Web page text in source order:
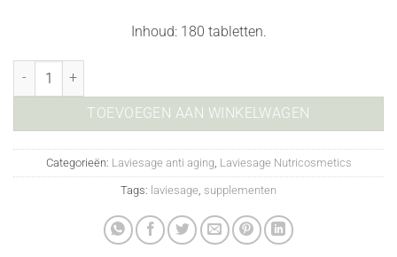
Inhoud:180 tabletten.
Skin Base 180 aantal
TOEVOEGEN AAN WINKELWAGEN
Categorieën: Laviesage anti aging, Laviesage Nutricosmetics
Tags: laviesage, supplementen